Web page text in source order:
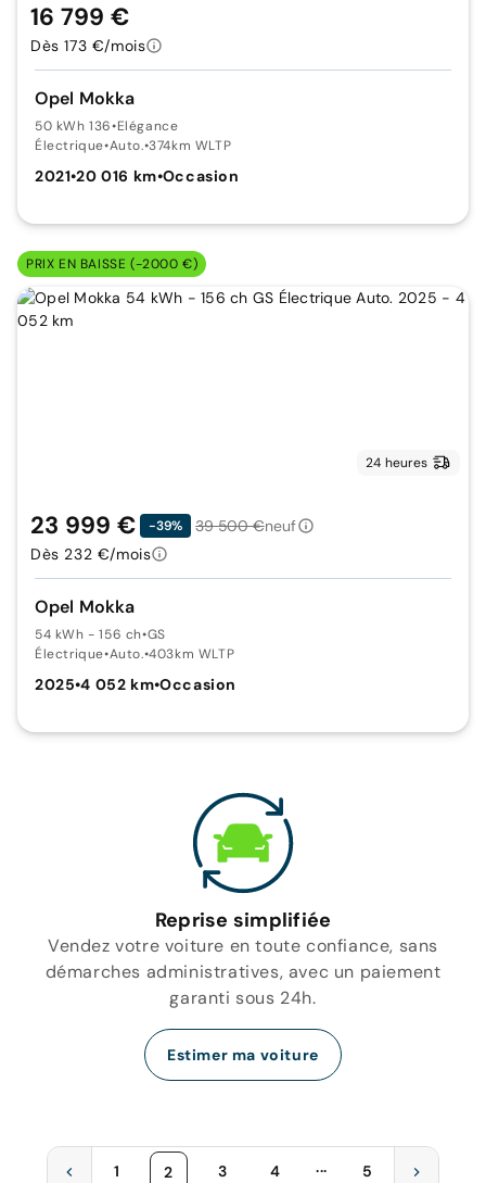
Opel Mokka
50 kWh 136•Elégance
Électrique•Auto.•374km WLTP
2021•20 016 km•Occasion
16 799 €
Dès 173 €/mois
PRIX EN BAISSE (-2000 €)
24 heures
Opel Mokka
54 kWh - 156 ch•GS
Électrique•Auto.•403km WLTP
2025•4 052 km•Occasion
23 999 € -39% 39 500 €neuf
Dès 232 €/mois
Reprise simplifiée
Vendez votre voiture en toute confiance, sans
démarches administratives, avec un paiement
garanti sous 24h.
Estimer ma voiture
1 2 3 4 ... 5